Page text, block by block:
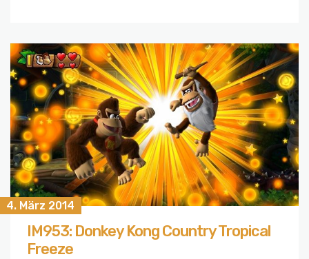
4. März 2014
IM953: Donkey Kong Country Tropical
Freeze